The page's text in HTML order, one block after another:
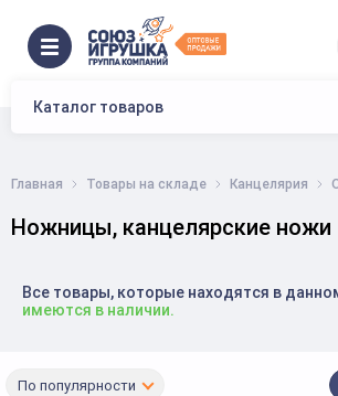
Каталог товаров
Главная Товары на складе Канцелярия
Ножницы, канцелярские ножи
Все товары, которые находятся в
имеются в наличии.
По популярности